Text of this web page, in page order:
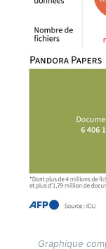
Graphique